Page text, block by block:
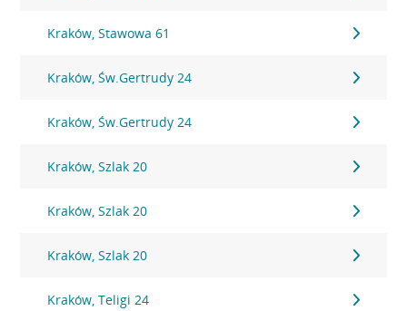
Kraków, Stawowa 61
Kraków, Św.Gertrudy 24
Kraków, Św.Gertrudy 24
Kraków, Szlak 20
Kraków, Szlak 20
Kraków, Szlak 20
Kraków, Teligi 24